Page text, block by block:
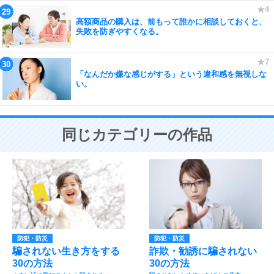
高額商品の購入は、前もって誰かに相談しておくと、
失敗を防ぎやすくなる。
「なんだか嫌な感じがする」という違和感を無視しな
い。
同じカテゴリーの作品
防犯・防災
騙されない生き方をする
30の方法
防犯・防災
詐欺・勧誘に騙されない
30の方法